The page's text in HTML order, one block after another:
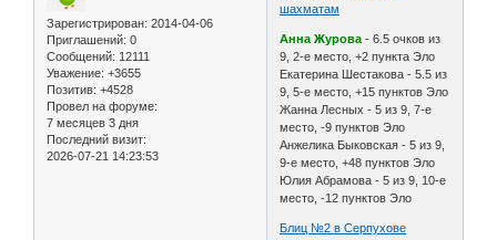
Зарегистрирован: 2014-04-06
Приглашений: 0
Сообщений: 12111
Уважение: +3655
Позитив: +4528
Провел на форуме:
7 месяцев 3 дня
Последний визит:
2026-07-21 14:23:53
шахматам
Анна Журова - 6.5 очков из
9, 2-е место, +2 пункта Эло
Екатерина Шестакова - 5.5 из
9, 5-е место, +15 пунктов Эло
Жанна Лесных - 5 из 9, 7-е
место, -9 пунктов Эло
Анжелика Быковская - 5 из 9,
9-е место, +48 пунктов Эло
Юлия Абрамова - 5 из 9, 10-е
место, -12 пунктов Эло
Блиц №2 в Серпухове